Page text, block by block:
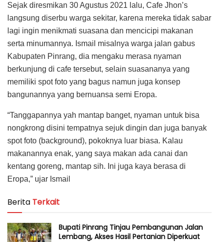
Sejak diresmikan 30 Agustus 2021 lalu, Cafe Jhon’s
langsung diserbu warga sekitar, karena mereka tidak sabar
lagi ingin menikmati suasana dan mencicipi makanan
serta minumannya. Ismail misalnya warga jalan gabus
Kabupaten Pinrang, dia mengaku merasa nyaman
berkunjung di cafe tersebut, selain suasananya yang
memiliki spot foto yang bagus namun juga konsep
bangunannya yang bernuansa semi Eropa.
“Tanggapannya yah mantap banget, nyaman untuk bisa
nongkrong disini tempatnya sejuk dingin dan juga banyak
spot foto (background), pokoknya luar biasa. Kalau
makanannya enak, yang saya makan ada canai dan
kentang goreng, mantap sih. Ini juga kaya berasa di
Eropa,” ujar Ismail
Berita Terkait
Bupati Pinrang Tinjau Pembangunan Jalan
Lembang, Akses Hasil Pertanian Diperkuat